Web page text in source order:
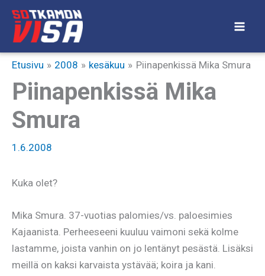
Siirry
sisältöön
Etusivu 2008 kesäkuu Piinapenkissä Mika Smura
Piinapenkissä Mika
Smura
1.6.2008
Kuka olet?
Mika Smura. 37-vuotias palomies/vs. paloesimies
Kajaanista. Perheeseeni kuuluu vaimoni sekä kolme
lastamme, joista vanhin on jo lentänyt pesästä. Lisäksi
meillä on kaksi karvaista ystävää; koira ja kani.